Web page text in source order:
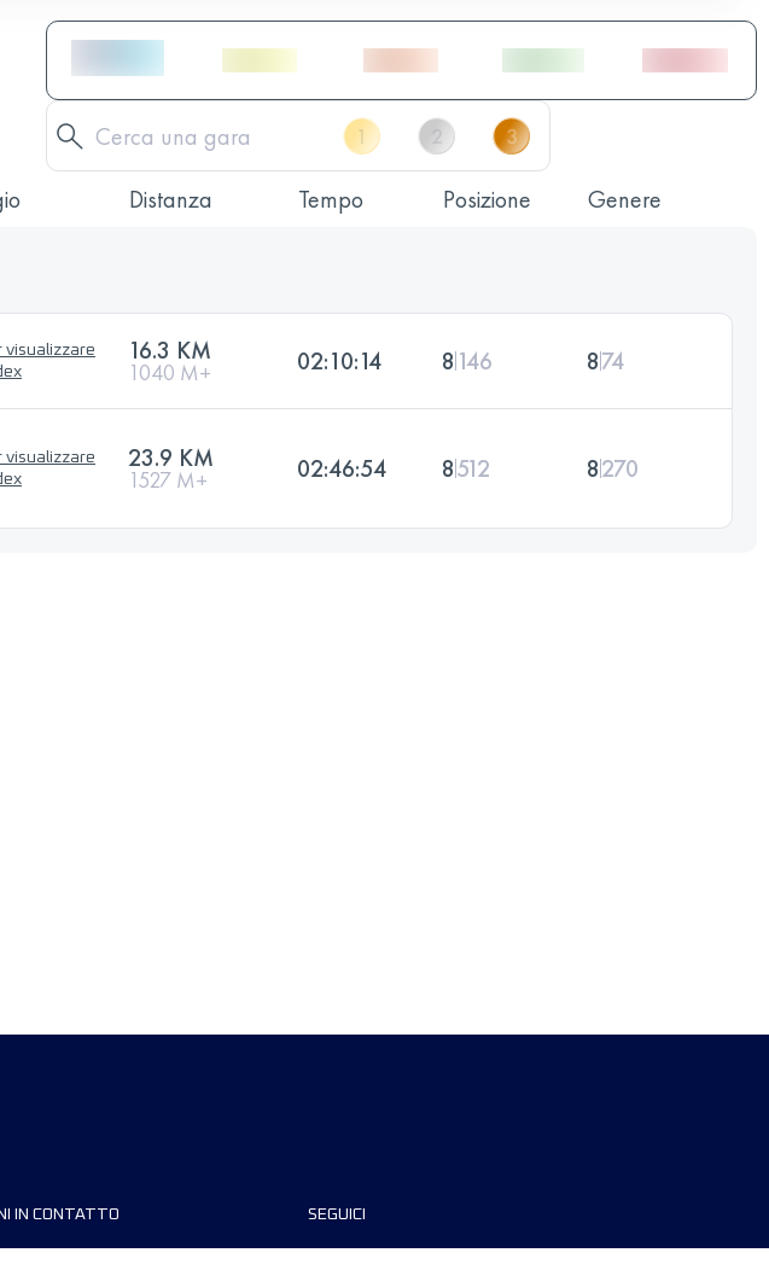
Distanza Tempo Posizione Genere
visualizzare
16.3 KM
1040 M+ 02:10:14 8 146 874
visualizzare
23.9 KM
1527 M+ 02:46:54 8512 8270
IN CONTATTO SEGUICI